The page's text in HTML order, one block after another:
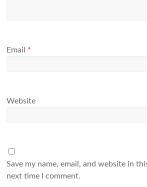
Email *
Website
Save my name, email, and website in
next time I comment.